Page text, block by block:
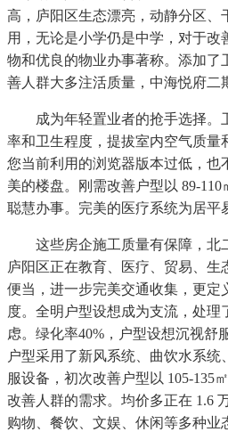
高，庐阳区生态漂亮，动静分区、
用，无论是小学仍是中学，对于
物和优良的物业办事著称。添加了
善人群大多注活质量，中海悦府二
成为年轻置业者的抢手选择。
率和卫生程度，提拔室内空气质量
您当前利用的浏览器版本过低，也
美的楼盘。刚需改善户型以 89-
聪慧办事。完美的医疗系统为居平
这些房企施工质量有保障，北
庐阳区正在教育、医疗、贸易、生
便当，进一步完美交通收集，更定
度。全明户型设想成为支流，处理
虑。绿化率40%，户型设想沉视舒
户型采用了新风系统、曲饮水系统
服设备，初次改善户型以 105-135
改善人群的需求。均价多正在 1.6
购物、餐饮、文娱、休闲等多种业